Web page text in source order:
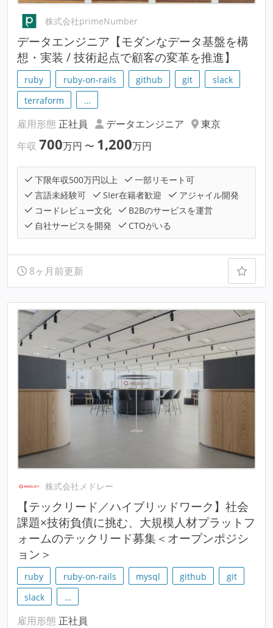
株式会社primeNumber
データエンジニア【モダンなデータ基盤を構
想・実装 / 技術起点で顧客の変革を推進】
ruby ruby-on-rails github git
slack
terraform
…
雇用形態 正社員 データエンジニア
東京
年収 700万円 〜 1,200万円
下限年収500万円以上
一部リモート可
言語未経験可
SIer在籍者歓迎
アジャイル開発
コードレビュー文化
B2Bのサービスを運営
自社サービスを開発
CTOがいる
8ヶ月前更新
株式会社メドレー
【テックリード／ハイブリッドワーク】社会
課題×技術負債に挑む、大規模人材プラットフ
ォームのテックリード募集＜オープンポジシ
ョン＞
ruby ruby-on-rails mysql github
git
slack
…
雇用形態 正社員